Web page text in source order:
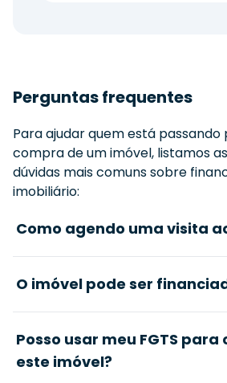
Perguntas frequentes
Para ajudar quem está
compra de um imóvel, listamos
dúvidas mais comuns sobre
imobiliário:
Como agendo uma visita
O imóvel pode ser
Posso usar meu FGTS
este imóvel?